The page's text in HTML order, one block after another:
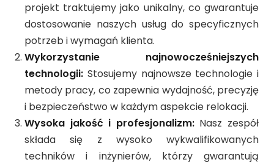
projekt traktujemy jako unikalny, co gwarantuje
dostosowanie naszych usług do specyficznych
potrzeb i wymagań klienta.
Wykorzystanie najnowocześniejszych
technologii: Stosujemy najnowsze technologie i
metody pracy, co zapewnia wydajność, precyzję
i bezpieczeństwo w każdym aspekcie relokacji.
Wysoka jakość i profesjonalizm:Nasz zespół
składa się z wysoko wykwalifikowanych
techników i inżynierów, którzy gwarantują